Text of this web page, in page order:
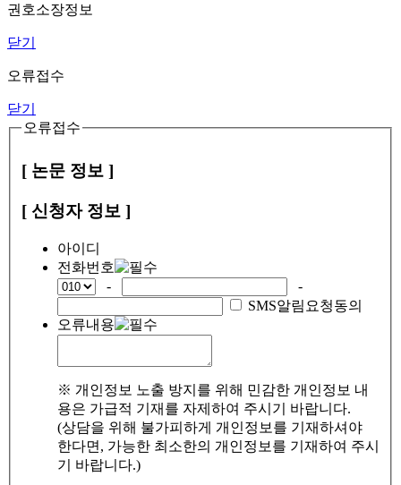
권호소장정보
닫기
오류접수
닫기
오류접수
[ 논문 정보 ]
[ 신청자 정보 ]
아이디
전화번호
-
-
SMS알림요청동의
오류내용
※ 개인정보 노출 방지를 위해 민감한 개인정보 내
용은 가급적 기재를 자제하여 주시기 바랍니다.
(상담을 위해 불가피하게 개인정보를 기재하셔야
한다면, 가능한 최소한의 개인정보를 기재하여 주시
기 바랍니다.)